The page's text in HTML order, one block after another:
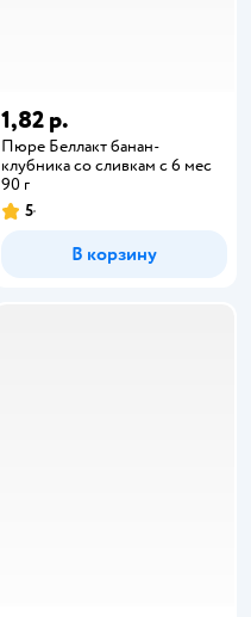
1,82 р.
Пюре Беллакт банан-
клубника со сливкам с 6 мес
90 г
5
В корзину